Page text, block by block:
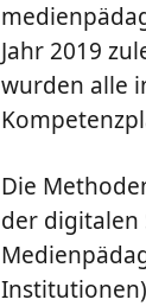
Jahr 2019
wurden alle
Die
der digitalen